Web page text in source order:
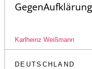
GegenAufklärung
Karlheinz Weißmann
DEUTSCHLAND